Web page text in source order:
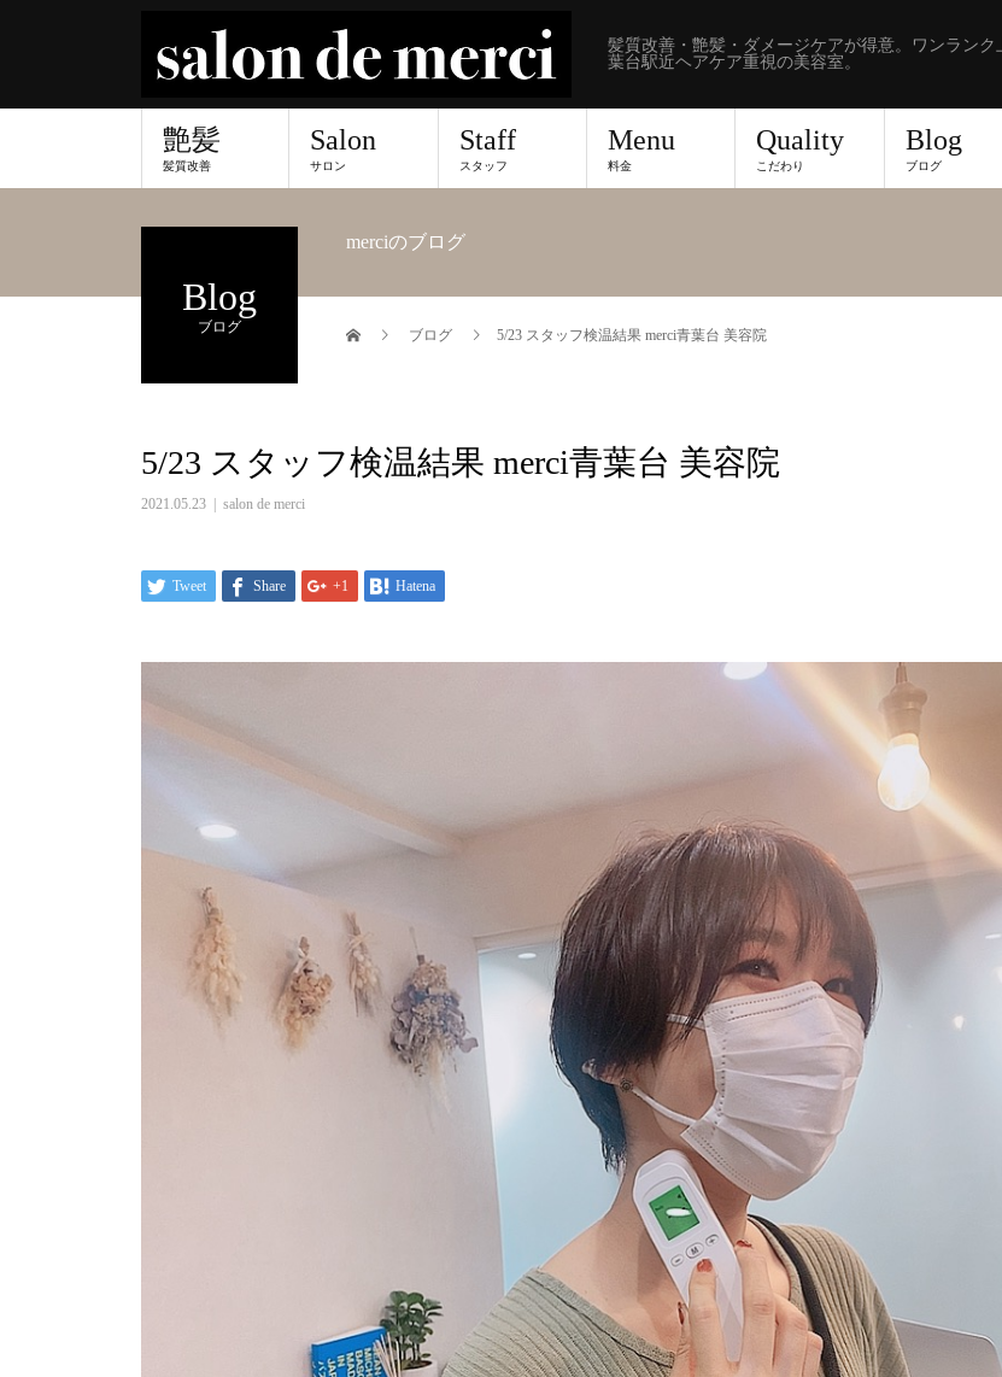
髪質改善・艶髪・ダメージケアが得意。ワンラン
葉台駅近ヘアケア重視の美容室。
艶髪
髪質改善
Salon
サロン
Staff
スタッフ
Menu
料金
Quality
こだわり
Blog
ブログ
Blog
ブログ
merciのブログ
ブログ 5/23 スタッフ検温結果 merci青葉台 美容院
5/23 スタッフ検温結果 merci青葉台 美容院
2021.05.23 salon de merci
Tweet Share +1 Hatena